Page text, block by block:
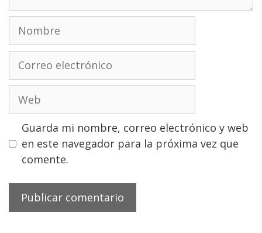
Nombre
electrónico
Guarda mi nombre, correo electrónico y web
en este navegador para la próxima vez que
comente.